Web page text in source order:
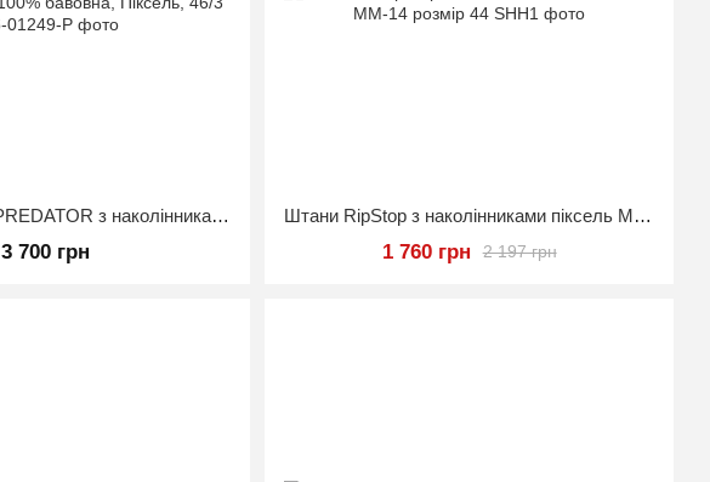
Тактичні штани PREDATOR з наколінниками, 100% бавовна, Піксель, 46/3
3 700 грн
Штани RipStop з наколінниками піксель ММ-14 розмір 44
2 197 грн
1 760 грн